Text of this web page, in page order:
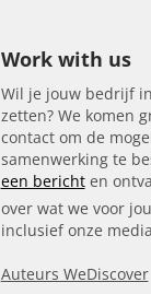
Work with us
Wil je jouw bedrijf
zetten? We komen
contact om de
samenwerking te
een berichten
over wat we voor
inclusief onze
Auteurs WeDiscover